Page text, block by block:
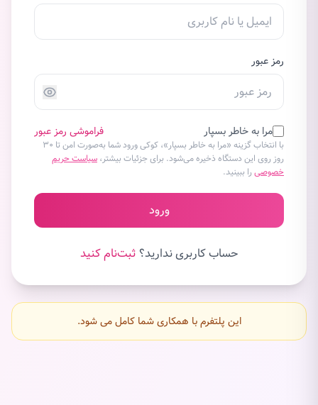
رمز عبور
مرا به خاطر بسپار فراموشی رمز عبور
با انتخاب گزینه «مرا به خاطر بسپار»، کوکی ورود شما به‌صورت امن تا ۳۰
روز روی این دستگاه ذخیره می‌شود. برای جزئیات بیشتر، سیاست حریم
خصوصیرا ببینید.
ورود
حساب کاربری ندارید؟ثبت‌نام کنید
این پلتفرم با همکاری شما کامل می شود.